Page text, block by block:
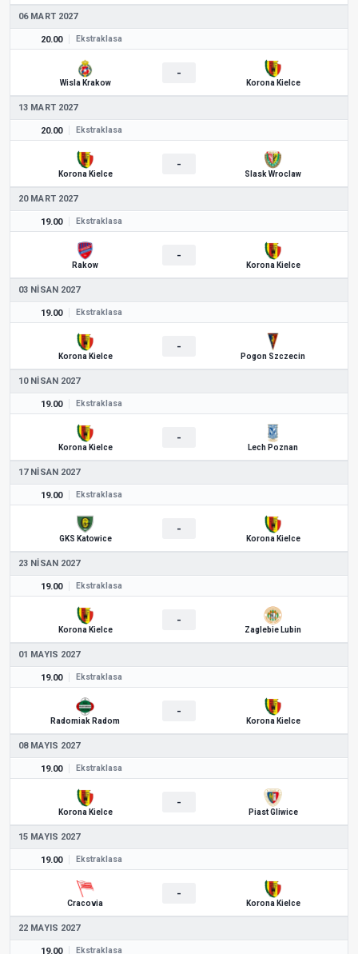
06 MART 2027
20.00 Ekstraklasa
Wisla Krakow
-
Korona Kielce
13 MART 2027
20.00 Ekstraklasa
Korona Kielce
-
Slask Wroclaw
20 MART 2027
19.00 Ekstraklasa
Rakow
-
Korona Kielce
03 NISAN 2027
19.00 Ekstraklasa
Korona Kielce
-
Pogon Szczecin
10 NISAN 2027
19.00 Ekstraklasa
Korona Kielce
-
Lech Poznan
17 NISAN 2027
19.00 Ekstraklasa
GKS Katowice
-
Korona Kielce
23 NISAN 2027
19.00 Ekstraklasa
Korona Kielce
-
Zaglebie Lubin
01 MAYIS 2027
19.00 Ekstraklasa
Radomiak Radom
-
Korona Kielce
08 MAYIS 2027
19.00 Ekstraklasa
Korona Kielce
-
Piast Gliwice
15 MAYIS 2027
19.00 Ekstraklasa
Cracovia
-
Korona Kielce
22 MAYIS 2027
19.00 Ekstraklasa